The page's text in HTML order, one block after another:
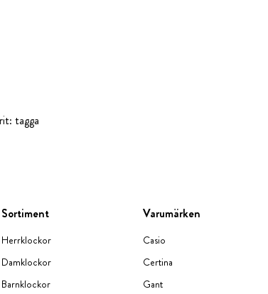
tagga
Sortiment
Herrklockor
Damklockor
Barnklockor
Varumärken
Casio
Certina
Gant